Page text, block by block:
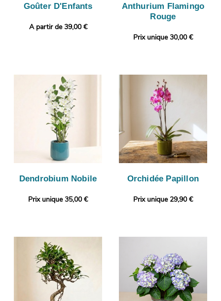
Goûter D'Enfants
A partir de 39,00 €
Anthurium Flamingo
Rouge
Prix unique 30,00 €
Dendrobium Nobile
Prix unique 35,00 €
Orchidée Papillon
Prix unique 29,90 €